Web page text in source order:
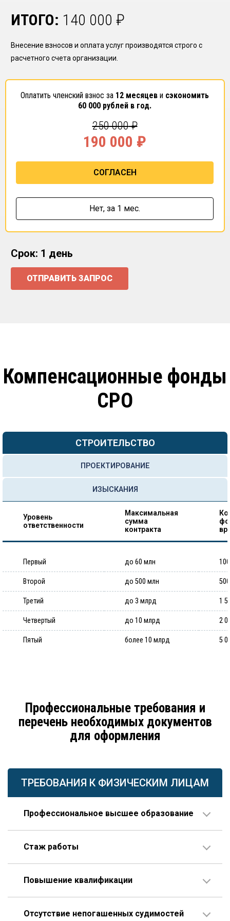
ИТОГО: 140 000 ₽
Внесение взносов и оплата услуг производятся строго с
расчетного счета организации.
Оплатить членский взнос за 12 месяцев и сэкономить
60 000 рублей в год.
250 000₽
190 000 ₽
СОГЛАСЕН
Нет, за 1 мес.
Срок: 1 день
ОТПРАВИТЬ ЗАПРОС
Компенсационные фонды
СРО
СТРОИТЕЛЬСТВО
ПРОЕКТИРОВАНИЕ
ИЗЫСКАНИЯ
Уровень
ответственности
Максимальная
сумма
контракта
Первый до 60 млн
Второй до 500 млн
Третий до 3 млрд 1
Четвертый до 10 млрд 2
Пятый более 10 млрд 5
Профессиональные требования и
перечень необходимых документов
для оформления
ТРЕБОВАНИЯ К ФИЗИЧЕСКИМ ЛИЦАМ
Профессиональное высшее образование
проектирования.
Стаж работы
или больше, 3 года из которых – на руководящей
Опыт работы по специальности – не менее 10 лет,
которые отсчитываются только после получения диплома
Повышение квалификации
раз в течение последних пяти лет.
Отсутствие непогашенных судимостей